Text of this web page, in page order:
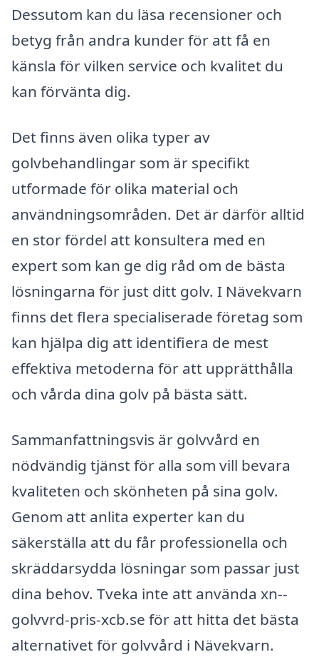
Dessutom kan du läsa recensioner och
betyg från andra kunder för att få en
känsla för vilken service och kvalitet du
kan förvänta dig.
Det finns även olika typer av
golvbehandlingar som är specifikt
utformade för olika material och
användningsområden. Det är därför alltid
en stor fördel att konsultera med en
expert som kan ge dig råd om de bästa
lösningarna för just ditt golv. I Nävekvarn
finns det flera specialiserade företag som
kan hjälpa dig att identifiera de mest
effektiva metoderna för att upprätthålla
och vårda dina golv på bästa sätt.
Sammanfattningsvis är golvvård en
nödvändig tjänst för alla som vill bevara
kvaliteten och skönheten på sina golv.
Genom att anlita experter kan du
säkerställa att du får professionella och
skräddarsydda lösningar som passar just
dina behov. Tveka inte att använda xn--
golvvrd-pris-xcb.se för att hitta det bästa
alternativet för golvvård i Nävekvarn.